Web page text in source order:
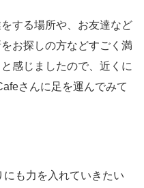
する場所や、お友達など
お探しの方などすごく満
感じましたので、近くに
さんに足を運んでみて
も力を入れていきたい